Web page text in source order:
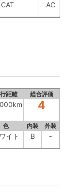
CAT AC
距離 総合評価
4
色 内装 外装
イト B -